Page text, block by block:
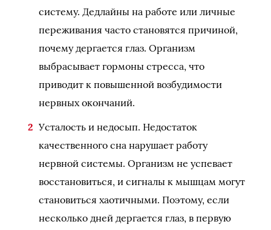
систему. Дедлайны на работе или личные
переживания часто становятся причиной,
почему дергается глаз. Организм
выбрасывает гормоны стресса, что
приводит к повышенной возбудимости
нервных окончаний.
Усталость и недосып. Недостаток
качественного сна нарушает работу
нервной системы. Организм не успевает
восстановиться, и сигналы к мышцам могут
становиться хаотичными. Поэтому, если
несколько дней дергается глаз, в первую